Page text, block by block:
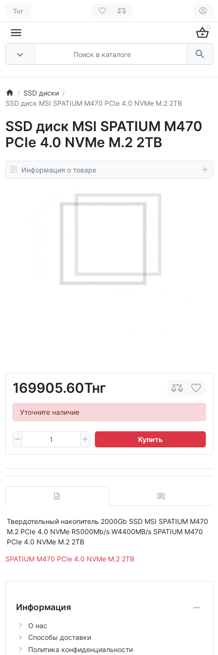
Тнг
0
SSD диски
SSD диск MSI SPATIUM M470 PCIe 4.0 NVMe M.2 2TB
SSD диск MSI SPATIUM M470
PCIe 4.0 NVMe M.2 2TB
Информация о товаре
169905.60Тнг
Уточните наличие
Купить
Твердотельный накопитель 2000Gb SSD MSI SPATIUM M470
M.2 PCIe 4.0 NVMe R5000Mb/s W4400MB/s SPATIUM M470
PCIe 4.0 NVMe M.2 2TB
SPATIUM M470 PCIe 4.0 NVMe M.2 2TB
Информация
О нас
Способы доставки
Политика конфиденциальности